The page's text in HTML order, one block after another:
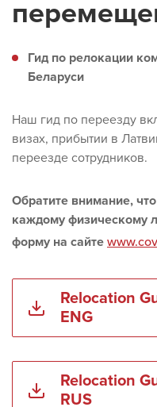
Гид по релокации
Беларуси
Наш гид по переезду
визах, прибытии в
переезде сотрудников.
Обратите внимание,
каждому физическому
форму на сайте
Relocation
ENG
Relocation
RUS